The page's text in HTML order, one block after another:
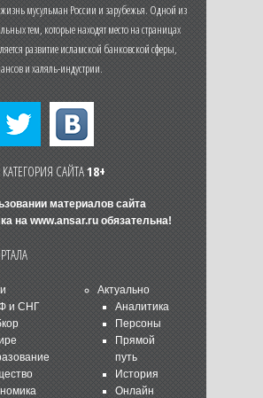
мусульман России и зарубежья. Одной из
тем, которые находят место на страницах
развитие исламской банковской сферы,
и халяль-индустрии.
САЙТА18+
материалов сайта
на www.ansar.ruобязательна!
и СНГ
Актуально
Аналитика
Персоны
Прямой
путь
История
Онлайн